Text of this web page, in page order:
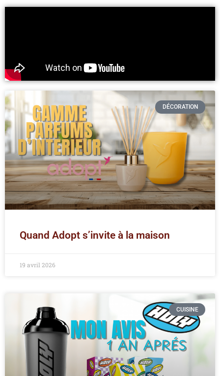
DÉCORATION
Quand Adopt s’invite à la maison
19 avril 2026
CUISINE